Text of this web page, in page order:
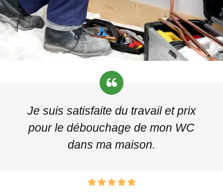
Je suis satisfaite du travail et prix
pour le débouchage de mon WC
dans ma maison.